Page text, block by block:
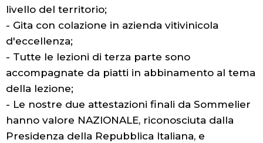
livello del territorio;
- Gita con colazione in azienda vitivinicola
d'eccellenza;
- Tutte le lezioni di terza parte sono
accompagnate da piatti in abbinamento al tema
della lezione;
- Le nostre due attestazioni finali da Sommelier
hanno valore NAZIONALE, riconosciuta dalla
Presidenza della Repubblica Italiana, e